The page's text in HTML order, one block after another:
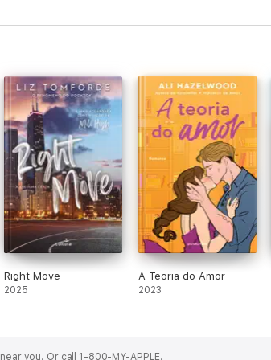
Right Move
2025
A Teoria do Amor
2023
near you. Or call 1-800-MY-APPLE.